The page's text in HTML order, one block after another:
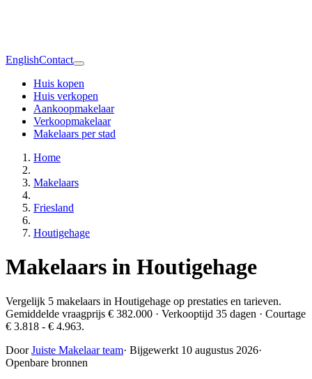
EnglishContact
Huis kopen
Huis verkopen
Aankoopmakelaar
Verkoopmakelaar
Makelaars per stad
Home
Makelaars
Friesland
Houtigehage
Makelaars in Houtigehage
Vergelijk 5 makelaars in Houtigehage op prestaties en tarieven.
Gemiddelde vraagprijs € 382.000 · Verkooptijd 35 dagen · Courtage
€ 3.818 - € 4.963.
DoorJuiste Makelaar team· Bijgewerkt 10 augustus 2026·
Openbare bronnen